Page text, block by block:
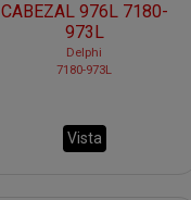
CABEZAL 976L 7180-
973L
Delphi
7180-973L
Vista